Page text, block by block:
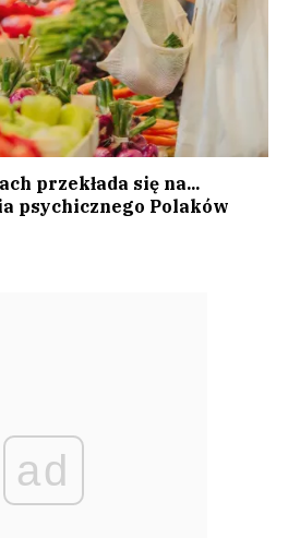
przekłada się na...
psychicznego Polaków
ad